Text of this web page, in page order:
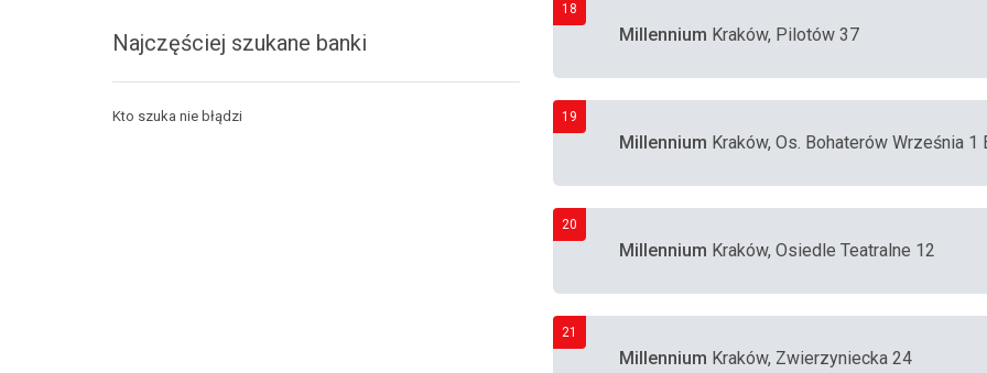
Najczęściej szukane banki
Kto szuka nie błądzi
18
Millennium Kraków, Pilotów 37
19
Millennium Kraków, Os. Bohaterów Września 1
20
Millennium Kraków, Osiedle Teatralne 12
21
Millennium Kraków, Zwierzyniecka 24